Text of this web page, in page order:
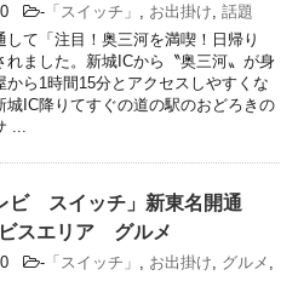
- 「スイッチ」 お出掛け 話題
して「注目！奥三河を満喫！日帰り
れました。新城ICから〝奥三河〟が身
から1時間15分とアクセスしやすくな
城IC降りてすぐの道の駅のおどろきの
...
ビ スイッチ」新東名開通
スエリア グルメ
- 「スイッチ」 お出掛け グルメ